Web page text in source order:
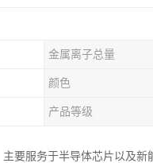
金属离子总量
颜色
产品等级
要服务于半导体芯片以及新